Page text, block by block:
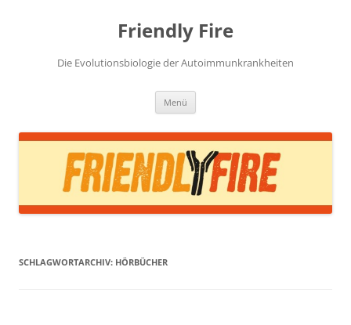
Friendly Fire
Die Evolutionsbiologie der Autoimmunkrankheiten
Menü
SCHLAGWORTARCHIV: HÖRBÜCHER